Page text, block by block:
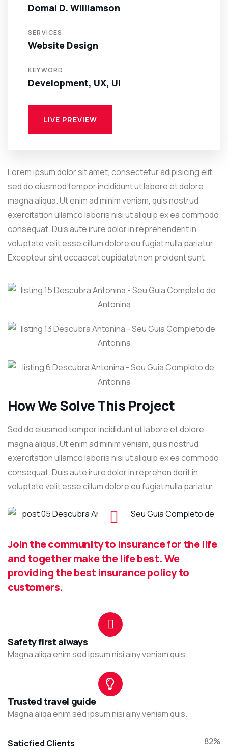
Domal D. Williamson
SERVICES
Website Design
KEYWORD
Development, UX, UI
LIVE PREVIEW
Lorem ipsum dolor sit amet, consectetur adipisicing elit,
sed do eiusmod tempor incididunt ut labore et dolore
magna aliqua. Ut enim ad minim veniam, quis nostrud
exercitation ullamco laboris nisi ut aliquip ex ea commodo
consequat. Duis aute irure dolor in reprehenderit in
voluptate velit esse cillum dolore eu fugiat nulla pariatur.
Excepteur sint occaecat cupidatat non proident sunt.
How We Solve This Project
Sed do eiusmod tempor incididunt ut labore et dolore
magna aliqua. Ut enim ad minim veniam, quis nostrud
exercitation ullamco laboris nisi ut aliquip ex ea commodo
consequat. Duis aute irure dolor in reprehen derit in
voluptate velit esse cillum dolore eu fugiat nulla pariatur.
Join the community to insurance for the life
and together make the life best. We
providing the best insurance policy to
customers.
Safety first always
Magna aliqa enim sed ipsum nisi ainy veniam quis.
Trusted travel guide
Magna aliqa enim sed ipsum nisi ainy veniam quis.
Saticfied Clients 82%